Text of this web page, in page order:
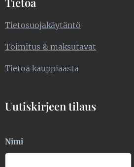
Tietosuojakäytäntö
Toimitus & maksutavat
Tietoa kauppiaasta
Uutiskirjeen tilaus
Nimi